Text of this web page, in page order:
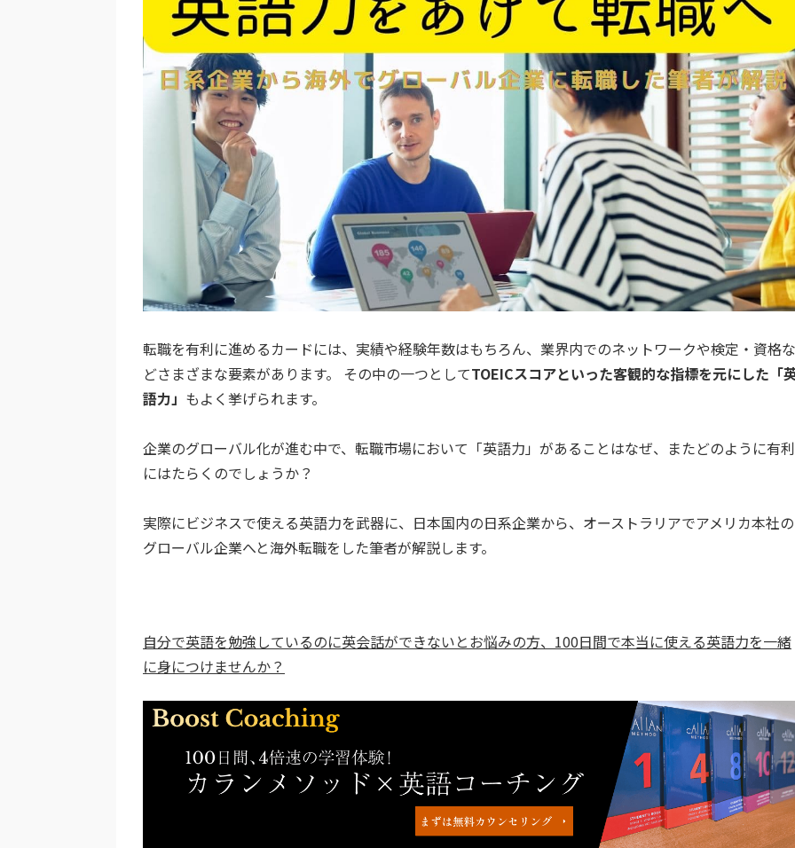
転職を有利に進めるカードには、実績や経験年数はもちろん、業界内でのネットワークや検定・資格な
どさまざまな要素があります。 その中の一つとしてTOEICスコアといった客観的な指標を元にした「
語力」 もよく挙げられます。
企業のグローバル化が進む中で、転職市場において「英語力」があることはなぜ、またどのように有利
にはたらくのでしょうか？
実際にビジネスで使える英語力を武器に、日本国内の日系企業から、オーストラリアでアメリカ本社の
グローバル企業へと海外転職をした筆者が解説します。
自分で英語を勉強しているのに英会話ができないとお悩みの方、100日間で本当に使える英語力を一緒
に身につけませんか？